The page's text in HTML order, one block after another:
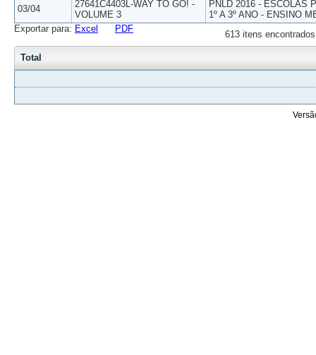
03/04
27641C4403L-WAY TO GO! -
VOLUME 3
PNLD 2016 - ESCOLAS
1º A 3º ANO - ENSINO
613 itens
Exportar para: Excel PDF
Total